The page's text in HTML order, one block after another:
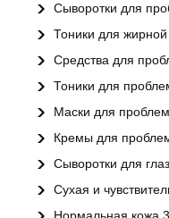
Сыворотки для
Тоники для
Средства для
Тоники для
Маски для
Кремы для
Сыворотки для
Сухая и